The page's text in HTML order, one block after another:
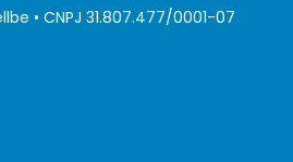
• CNPJ 31.807.477/0001-07